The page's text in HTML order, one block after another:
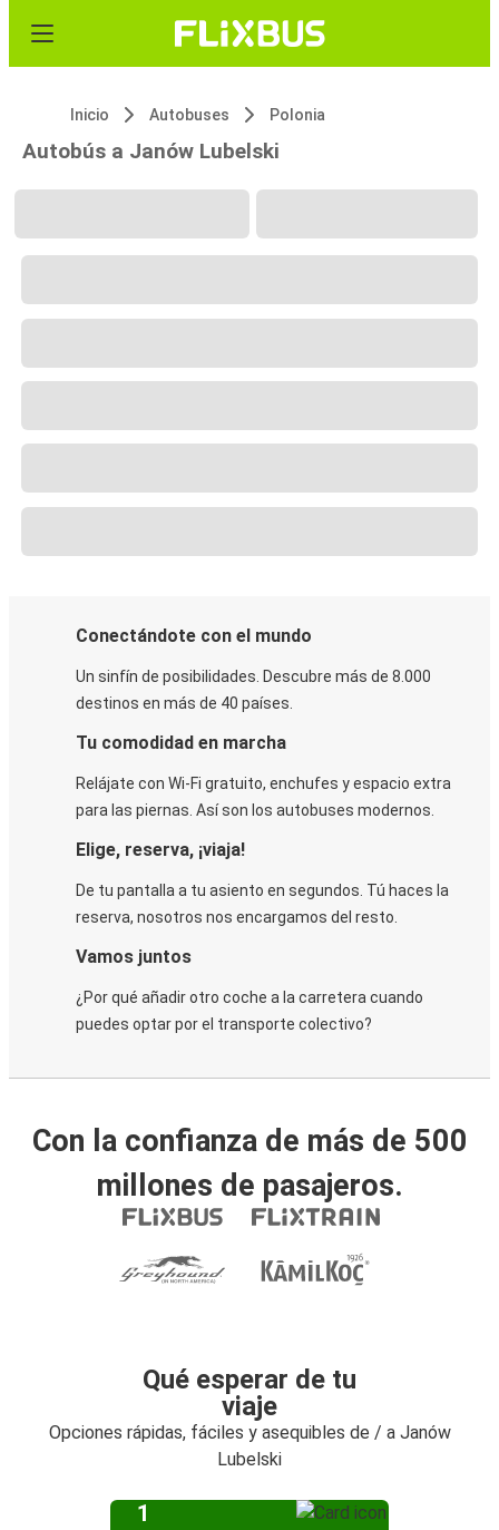
Inicio Autobuses Polonia
Autobús a Janów Lubelski
Conectándote con el mundo
Un sinfín de posibilidades. Descubre más de 8.000
destinos en más de 40 países.
Tu comodidad en marcha
Relájate con Wi-Fi gratuito, enchufes y espacio extra
para las piernas. Así son los autobuses modernos.
Elige, reserva, ¡viaja!
De tu pantalla a tu asiento en segundos. Tú haces la
reserva, nosotros nos encargamos del resto.
Vamos juntos
¿Por qué añadir otro coche a la carretera cuando
puedes optar por el transporte colectivo?
Con la confianza de más de 500
millones de pasajeros.
Qué esperar de tu
viaje
Opciones rápidas, fáciles y asequibles de / a Janów
Lubelski
1